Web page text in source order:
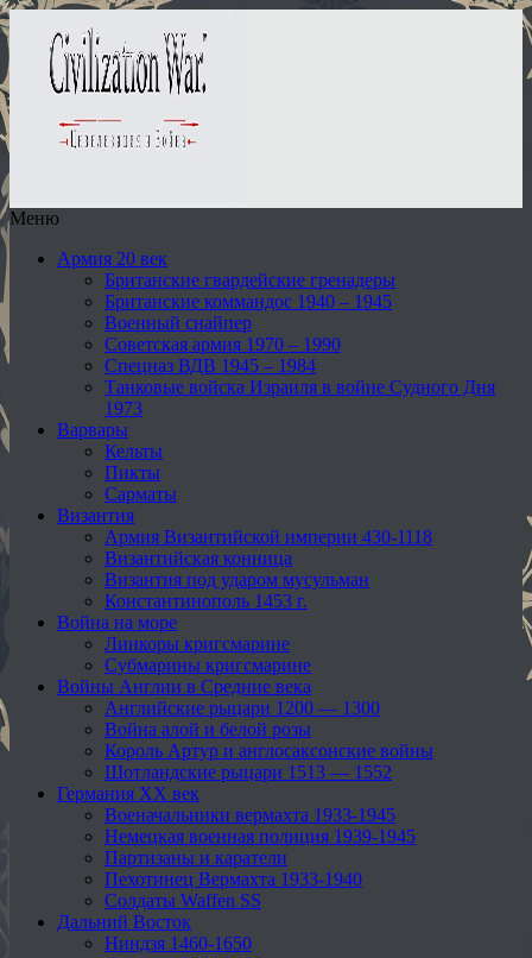
Меню
Армия 20 век
Британские гвардейские гренадеры
Британские коммандос 1940 – 1945
Военный снайпер
Советская армия 1970 – 1990
Спецназ ВДВ 1945 – 1984
Танковые войска Израиля в войне Судного Дня
1973
Варвары
Кельты
Пикты
Сарматы
Византия
Армия Византийской империи 430-1118
Византийская конница
Византия под ударом мусульман
Константинополь 1453 г.
Война на море
Линкоры кригсмарине
Субмарины кригсмарине
Войны Англии в Средние века
Английские рыцари 1200 — 1300
Война алой и белой розы
Король Артур и англосаксонские войны
Шотландские рыцари 1513 — 1552
Германия XX век
Военачальники вермахта 1933-1945
Немецкая военная полиция 1939-1945
Партизаны и каратели
Пехотинец Вермахта 1933-1940
Солдаты Waffen SS
Дальний Восток
Ниндзя 1460-1650